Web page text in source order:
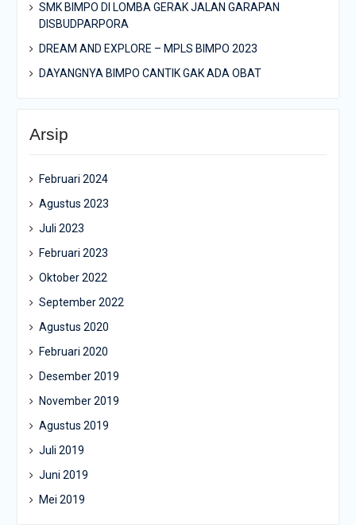
SMK BIMPO DI LOMBA GERAK JALAN GARAPAN
DISBUDPARPORA
DREAM AND EXPLORE – MPLS BIMPO 2023
DAYANGNYA BIMPO CANTIK GAK ADA OBAT
Arsip
Februari 2024
Agustus 2023
Juli 2023
Februari 2023
Oktober 2022
September 2022
Agustus 2020
Februari 2020
Desember 2019
November 2019
Agustus 2019
Juli 2019
Juni 2019
Mei 2019